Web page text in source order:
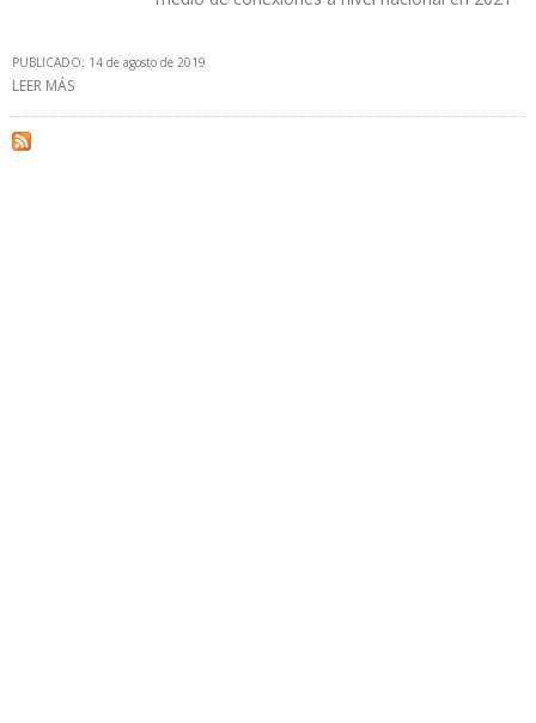
PUBLICADO: 14 de agosto de 2019
LEER MÁS